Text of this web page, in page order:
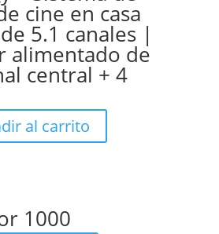
cine en casa
5.1 canales |
alimentado de
central + 4
al carrito
1000